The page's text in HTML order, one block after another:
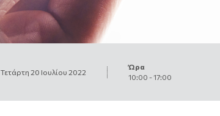
Τετάρτη 20 Ιουλίου 2022
Ώρα
10:00 -17:00